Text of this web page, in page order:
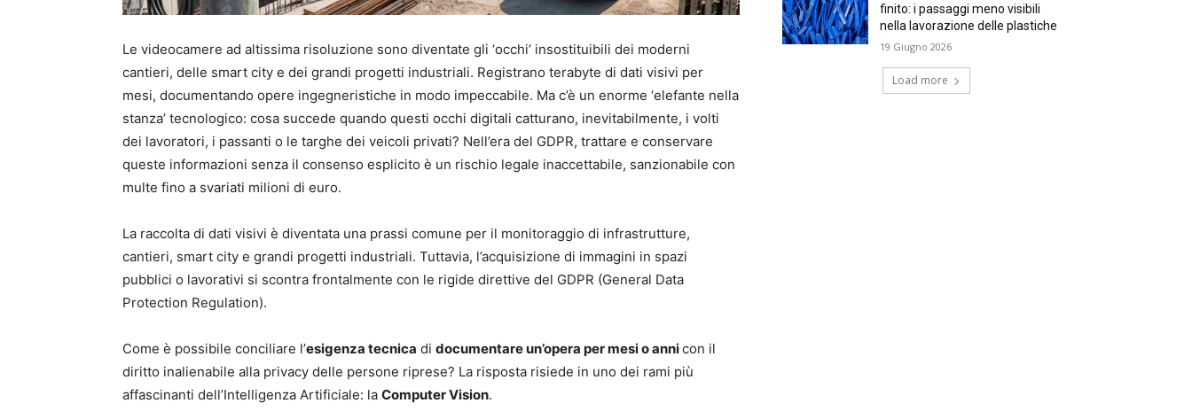
Le videocamere ad altissima risoluzione sono diventate gli ‘occhi’ insostituibili dei moderni
cantieri, delle smart city e dei grandi progetti industriali. Registrano terabyte di dati visivi per
mesi, documentando opere ingegneristiche in modo impeccabile. Ma c’è un enorme ‘elefante nella
stanza’ tecnologico: cosa succede quando questi occhi digitali catturano, inevitabilmente, i volti
dei lavoratori, i passanti o le targhe dei veicoli privati? Nell’era del GDPR, trattare e conservare
queste informazioni senza il consenso esplicito è un rischio legale inaccettabile, sanzionabile con
multe fino a svariati milioni di euro.
La raccolta di dati visivi è diventata una prassi comune per il monitoraggio di infrastrutture,
cantieri, smart city e grandi progetti industriali. Tuttavia, l’acquisizione di immagini in spazi
pubblici o lavorativi si scontra frontalmente con le rigide direttive del GDPR (General Data
Protection Regulation).
Come è possibile conciliare l’esigenza tecnica di documentare un’opera per mesi o annicon il
diritto inalienabile alla privacy delle persone riprese? La risposta risiede in uno dei rami più
affascinanti dell’Intelligenza Artificiale: la Computer Vision.
finito: i passaggi meno visibili
nella lavorazione delle plastiche
19 Giugno 2026
Load more